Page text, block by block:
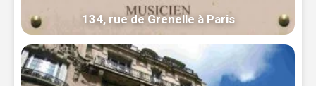
134, rue de Grenelle à Paris